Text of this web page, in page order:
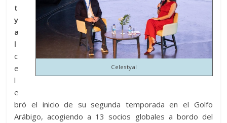
Celestyal
t
y
a
l
c
e
l
e
bró el inicio de su segunda temporada en el Golfo
Arábigo, acogiendo a 13 socios globales a bordo del